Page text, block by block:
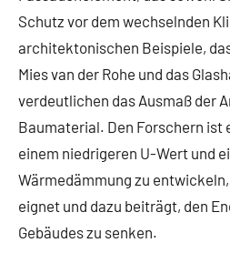
Schutz vor dem wechselnden
architektonischen Beispiele,
Mies van der Rohe und das
verdeutlichen das Ausmaß der
Baumaterial. Den Forschern ist
einem niedrigeren U-Wert und
Wärmedämmung zu
eignet und dazu beiträgt, den
Gebäudes zu senken.